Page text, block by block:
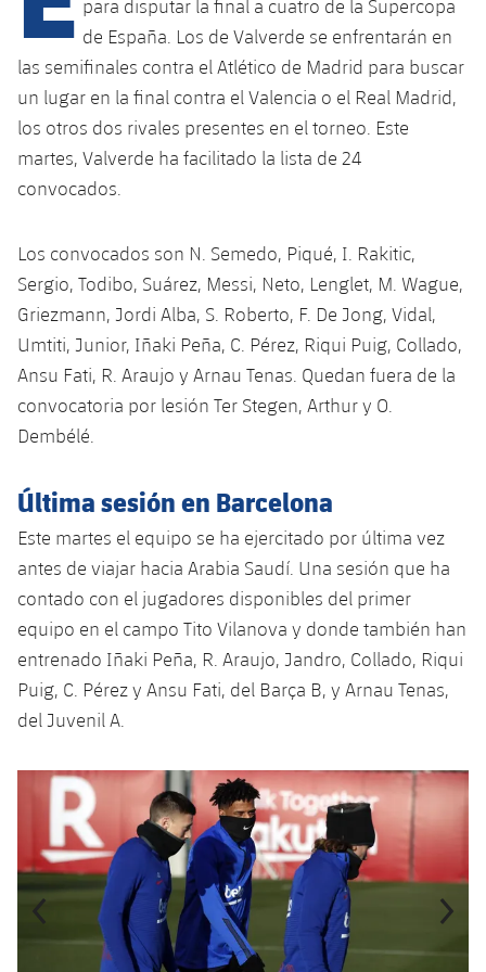
plusicon
más
Instalaciones
Spotify Camp Nou
Palau Blaugrana
Estadi Johan Cruyff
Ciutat Esportiva
plusicon
más
Servicios
Servicios Médicos
Accesibilidad
plusicon
más
Acreditaciones
Instalaciones
SUB13
SUB12
SUB11 A
SUB10 A
SUB10 B
SUB9 A
SUB9 B
SUB8 B
SUB13 B
SUB12 C
SUB11 C
Entradas
Gameday Shows
Resultados
Jugadores
Fotos
Historia
Palmarés
Base
Barça Atlètic
Junior
Cadete A
Infantil A
Infantil B
Mini
Campus Verano
PLUSICON
Primer Equipo
plusicon
más
Actualidad
Entradas
Resultados
Clasificaciones
Fotos
Historia
Palmarés
Barça Atlètic
plusicon
más
Actualidad
Calendario
Resultados
Clasificaciones
Fotos
plusicon
más
Actualidad
Juvenil
Cadete A
Infantil A
Infantil B
PLUSICON
MÁS
plusicon
más
Actualidad
Entradas
Resultados
Clasificaciones
Jugadors
Palmarés
Historia
Barça Atlètic
plusicon
más
Calendario
Resultados
Jugadores
Clasificaciones
plusicon
Actualidad
Juvenil
Cadete
Infantil
Campus Verano
PLUSICON
Primer equipo
plusicon
más
Actualidad
Calendario
Entradas
Resultados
Clasificaciones
Barça Atlètic
plusicon
más
Actualidad
Calendario
Resultados
Jugadores
Base
plusicon
más
Actualidad
Barça C
Junior
Campus Verano
PLUSICON
MÁS
Información general
plusicon
más
para disputar la final a cuatro de la Supercopa
de España. Los de Valverde se enfrentarán en
las semifinales contra el Atlético de Madrid para buscar
un lugar en la final contra el Valencia o el Real Madrid,
los otros dos rivales presentes en el torneo. Este
martes, Valverde ha facilitado la lista de 24
convocados.
Los convocados son N. Semedo, Piqué, I. Rakitic,
Sergio, Todibo, Suárez, Messi, Neto, Lenglet, M. Wague,
Griezmann, Jordi Alba, S. Roberto, F. De Jong, Vidal,
Umtiti, Junior, Iñaki Peña, C. Pérez, Riqui Puig, Collado,
Ansu Fati, R. Araujo y Arnau Tenas. Quedan fuera de la
convocatoria por lesión Ter Stegen, Arthur y O.
Dembélé.
Última sesión en Barcelona
Este martes el equipo se ha ejercitado por última vez
antes de viajar hacia Arabia Saudí. Una sesión que ha
contado con el jugadores disponibles del primer
equipo en el campo Tito Vilanova y donde también han
entrenado Iñaki Peña, R. Araujo, Jandro, Collado, Riqui
Puig, C. Pérez y Ansu Fati, del Barça B, y Arnau Tenas,
del Juvenil A.
Anterior
label.aria.chevronleft Siguiente